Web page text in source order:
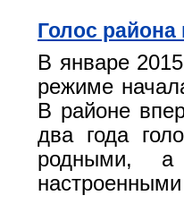
Голос района
В январе
режиме
В районе
два года
родными, а
настроенными